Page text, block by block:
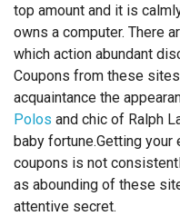
top amount and it is
owns a computer. There
which action abundant
Coupons from these
acquaintance the
Polos and chic of Ralph
baby fortune.Getting your
coupons is not
as abounding of these
attentive secret.